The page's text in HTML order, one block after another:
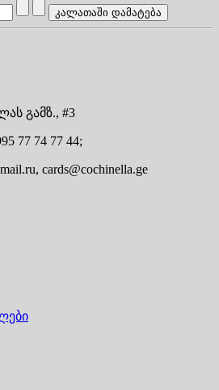
გამზ., #3
77 74 77 44;
cards@cochinella.ge